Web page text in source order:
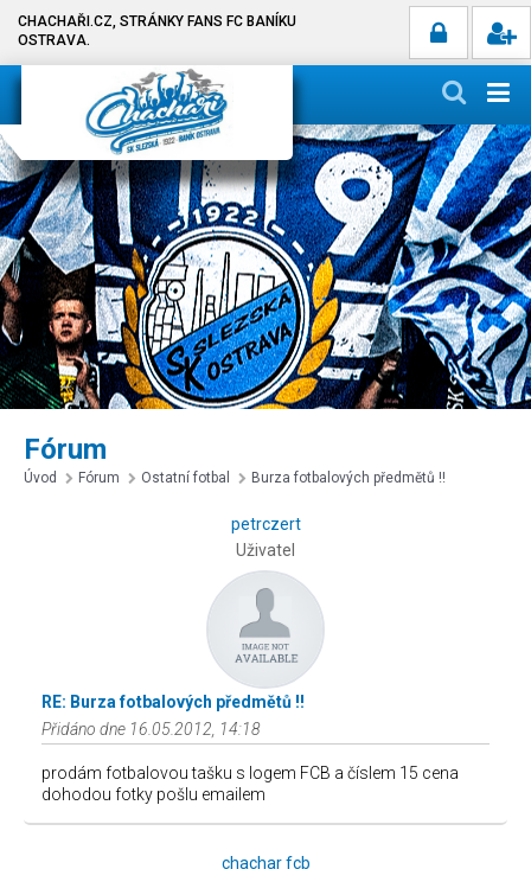
CHACHAŘI.CZ, STRÁNKY FANS FC BANÍKU
OSTRAVA.
Fórum
Úvod Fórum Ostatní fotbal Burza fotbalových předmětů !!
petrczert
Uživatel
RE: Burza fotbalových předmětů !!
Přidáno dne 16.05.2012, 14:18
prodám fotbalovou tašku s logem FCB a číslem 15 cena
dohodou fotky pošlu emailem
chachar fcb